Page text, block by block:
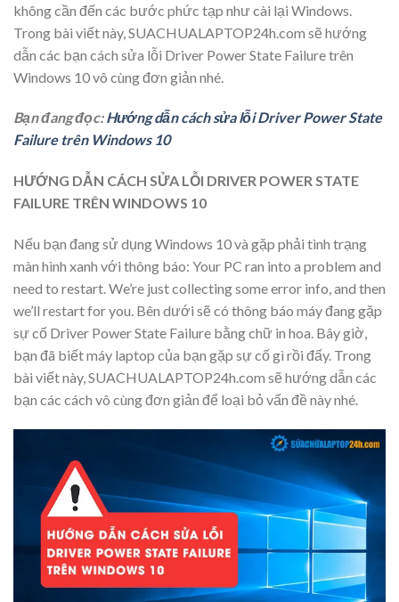
không cần đến các bước phức tạp như cài lại Windows.
Trong bài viết này, SUACHUALAPTOP24h.com sẽ hướng
dẫn các bạn cách sửa lỗi Driver Power State Failure trên
Windows 10 vô cùng đơn giản nhé.
Bạn đang đọc:Hướng dẫn cách sửa lỗi Driver Power State
Failure trên Windows 10
HƯỚNG DẪN CÁCH SỬA LỖI DRIVER POWER STATE
FAILURE TRÊN WINDOWS 10
Nếu bạn đang sử dụng Windows 10 và gặp phải tình trạng
màn hình xanh với thông báo: Your PC ran into a problem and
need to restart. We’re just collecting some error info, and then
we’ll restart for you. Bên dưới sẽ có thông báo máy đang gặp
sự cố Driver Power State Failure bằng chữ in hoa. Bây giờ,
bạn đã biết máy laptop của bạn gặp sự cố gì rồi đấy. Trong
bài viết này,SUACHUALAPTOP24h.com sẽ hướng dẫn các
bạn các cách vô cùng đơn giản để loại bỏ vấn đề này nhé.